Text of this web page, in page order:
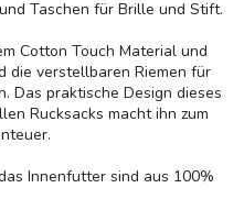
Taschen für Brille und Stift.
Cotton Touch Material und
die verstellbaren Riemen für
Das praktische Design dieses
Rucksacks macht ihn zum
Innenfutter sind aus 100%